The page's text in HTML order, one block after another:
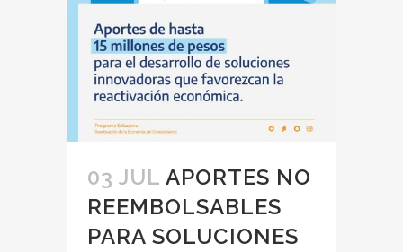
03 JUL APORTES NO
REEMBOLSABLES
PARA SOLUCIONES